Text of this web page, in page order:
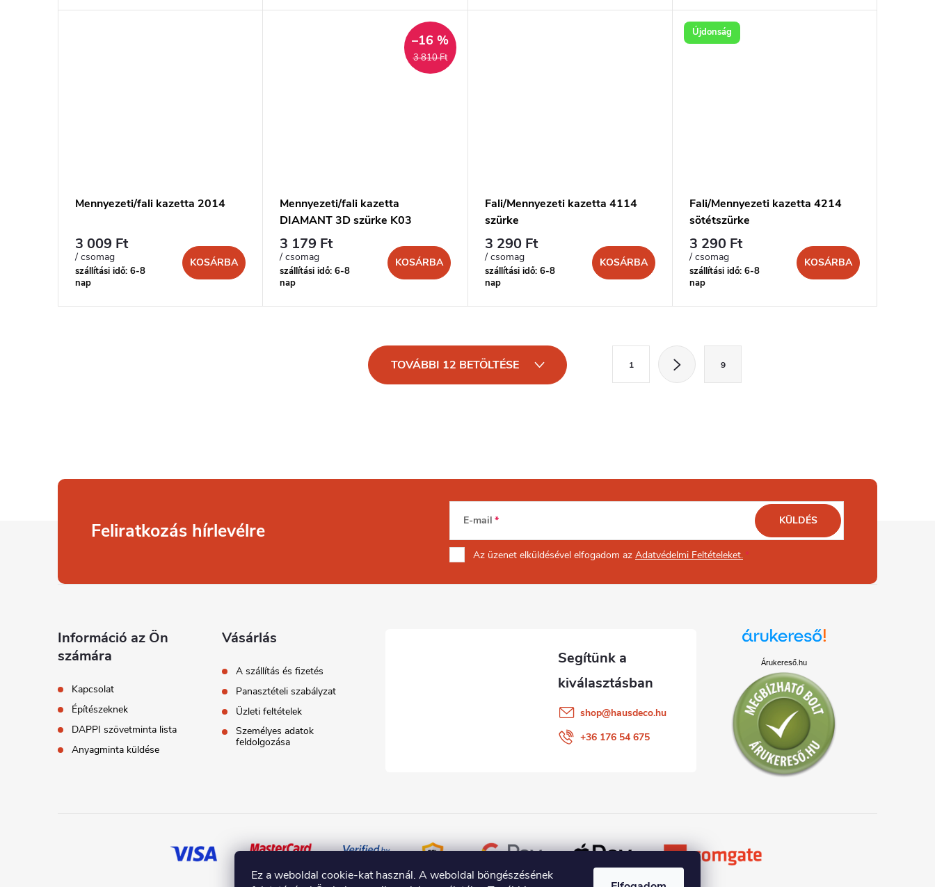
Ez a weboldal cookie-kat használ. A weboldal böngészésének
Mennyezeti/fali kazetta 2014
3 009 Ft
/ csomag
szállítási idő: 6-8
nap
KOSÁRBA
3 810 Ft
–16 %
Mennyezeti/fali kazetta
DIAMANT 3D szürke K03
3 179 Ft
/ csomag
szállítási idő: 6-8
nap
KOSÁRBA
Fali/Mennyezeti kazetta 4114
szürke
3 290 Ft
/ csomag
szállítási idő: 6-8
nap
KOSÁRBA
Újdonság
Fali/Mennyezeti kazetta 4214
sötétszürke
3 290 Ft
/ csomag
szállítási idő: 6-8
nap
KOSÁRBA
n
í
t
á
s
e
TOVÁBBI 12 BETÖLTÉSE
a
1 9
Feliratkozás hírlevélre E-mail
Az üzenet elküldésével elfogadom az Adatvédelmi Feltételeket.
KÜLDÉS
Információ az Ön
számára
Kapcsolat
Építészeknek
DAPPI szövetminta lista
Anyagminta küldése
Vásárlás
A szállítás és fizetés
Panasztételi szabályzat
Üzleti feltételek
Személyes adatok
feldolgozása
shop@hausdeco.hu
+36 176 54 675
Árukereső.hu